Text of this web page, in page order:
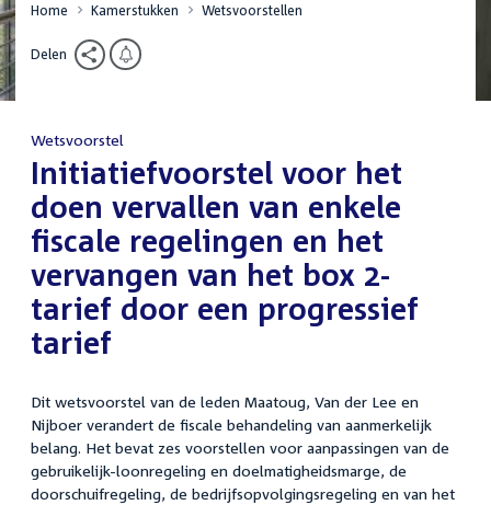
Home Kamerstukken Wetsvoorstellen
Delen
Wetsvoorstel
:Initiatiefvoorstel voor het
doen vervallen van enkele
fiscale regelingen en het
vervangen van het box 2-
tarief door een progressief
tarief
Dit wetsvoorstel van de leden Maatoug, Van der Lee en
Nijboer verandert de fiscale behandeling van aanmerkelijk
belang. Het bevat zes voorstellen voor aanpassingen van de
gebruikelijk-loonregeling en doelmatigheidsmarge, de
doorschuifregeling, de bedrijfsopvolgingsregeling en van het